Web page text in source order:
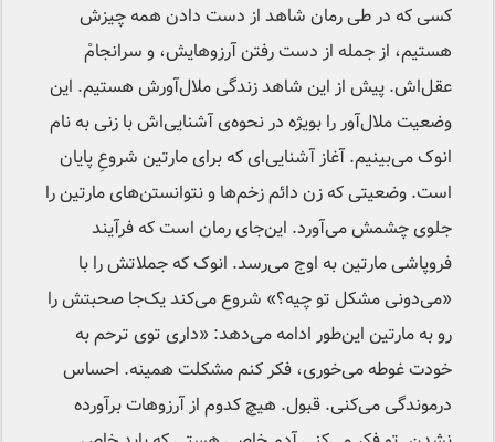
کسی که در طی رمان شاهد از دست دادن همه چیزش
هستیم، از جمله از دست رفتن آرزوهایش، و سرانجامْ
عقل‌اش. پیش‌ از این شاهد زندگی ملال‌آورش هستیم. این
وضعیت ملال‌آور را بویژه در نحوه‌ی آشنایی‌اش با زنی به نام
انوک می‌بینیم. آغاز آشنایی‌ای که برای مارتین شروعِ پایان
است. وضعیتی که زن دائم زخم‌ها و نتوانستن‌های مارتین را
جلوی چشمش می‌آورد. این‌جای رمان است که فرآیند
فروپاشی مارتین به اوج می‌رسد. انوک که جملاتش را با
«می‌دونی مشکل تو چیه؟» شروع می‌کند یک‌جا صحبتش را
رو به مارتین این‌طور ادامه می‌دهد: «داری توی ترحم به
خودت غوطه می‌خوری، فکر کنم مشکلت همینه. احساس
درموندگی می‌کنی. قبول. هیچ کدوم از آرزوهات برآورده